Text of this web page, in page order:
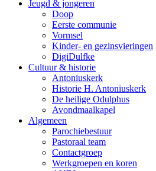
Jeugd & jongeren
Doop
Eerste communie
Vormsel
Kinder- en gezinsvieringen
DigiDulfke
Cultuur & historie
Antoniuskerk
Historie H. Antoniuskerk
De heilige Odulphus
Avondmaalkapel
Algemeen
Parochiebestuur
Pastoraal team
Contactgroep
Werkgroepen en koren